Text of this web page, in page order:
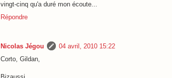
vingt-cinq qu'a duré mon écoute...
Répondre
Nicolas Jégou
04 avril, 2010 15:22
Corto, Gildan,